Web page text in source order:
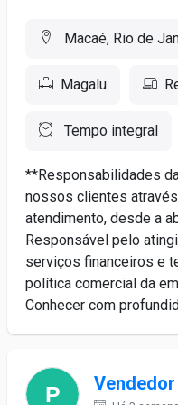
Macaé, Rio de
Magalu
Tempo integral
**Responsabilidades
nossos clientes
atendimento, desde a
Responsável pelo
serviços financeiros e
política comercial da
Conhecer com